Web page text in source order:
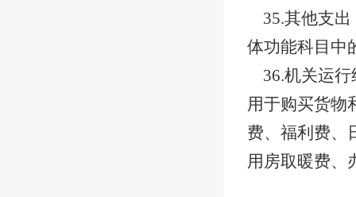
35.其他支
体功能科目中
36.机关运
用于购买货物
费、福利费、
用房取暖费、